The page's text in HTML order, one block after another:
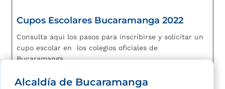
Cupos Escolares Bucaramanga 2022
Consulta aqui los pasos para inscribirse y solicitar un
cupo escolar en los colegios oficiales de
Bucaramanga.
Alcaldía de Bucaramanga